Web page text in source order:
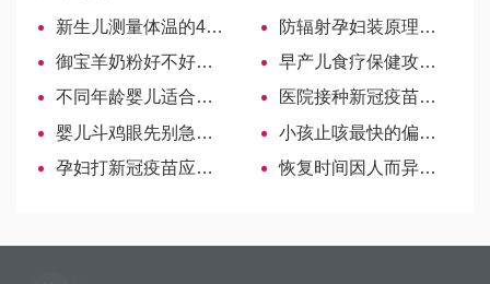
新生儿测量体温的4大注意事项，时间、次数都有讲究！
防辐射孕妇装原理大揭秘！是否有用速览！
御宝羊奶粉好不好看口碑测评，一分钟了解优势比较！
早产儿食疗保健攻略，2岁前宝宝吃什么好宝妈要牢记-哈萨克斯坦试管婴儿
不同年龄婴儿适合的段数不一样，如何选择
医院接种新冠疫苗流程分享，5大详细步骤图文详解
婴儿斗鸡眼先别急！根据原因可慢慢改善
小孩止咳最快的偏方大全，食材、中药等让咳嗽不再发作
孕妇打新冠疫苗应谨慎，5类准妈妈们不建议接种
恢复时间因人而异！黄体酮破裂后卧床休养不能急于求成-哈萨克斯坦试管婴儿